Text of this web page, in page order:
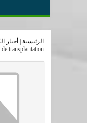
الرئيسية أخبار
transplantation »